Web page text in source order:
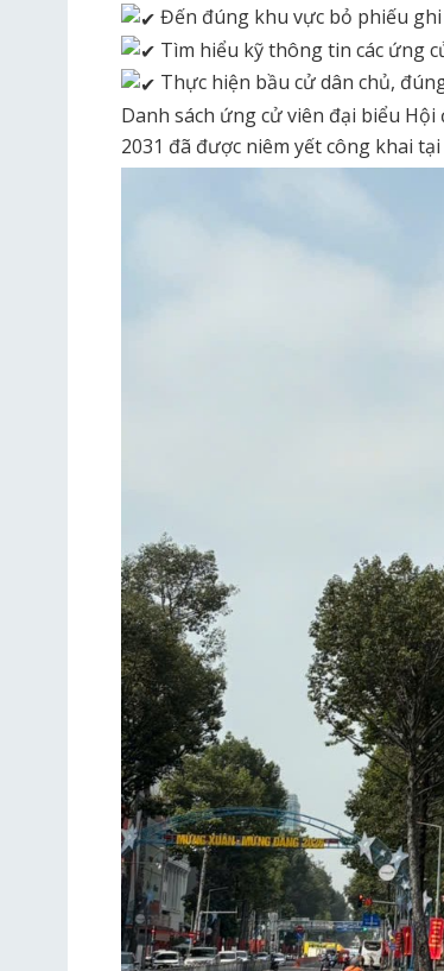
Đến đúng khu vực bỏ phiếu
Tìm hiểu kỹ thông tin các ứng
Thực hiện bầu cử dân chủ,
Danh sách ứng cử viên đại biểu
2031 đã được niêm yết công khai